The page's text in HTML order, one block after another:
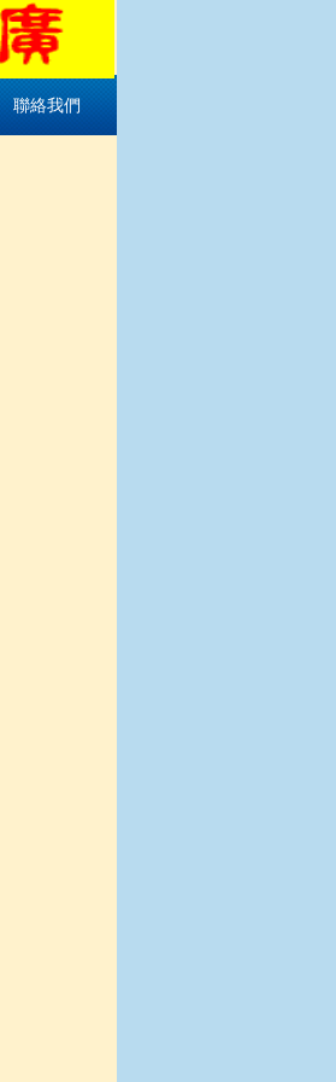
聯絡我們